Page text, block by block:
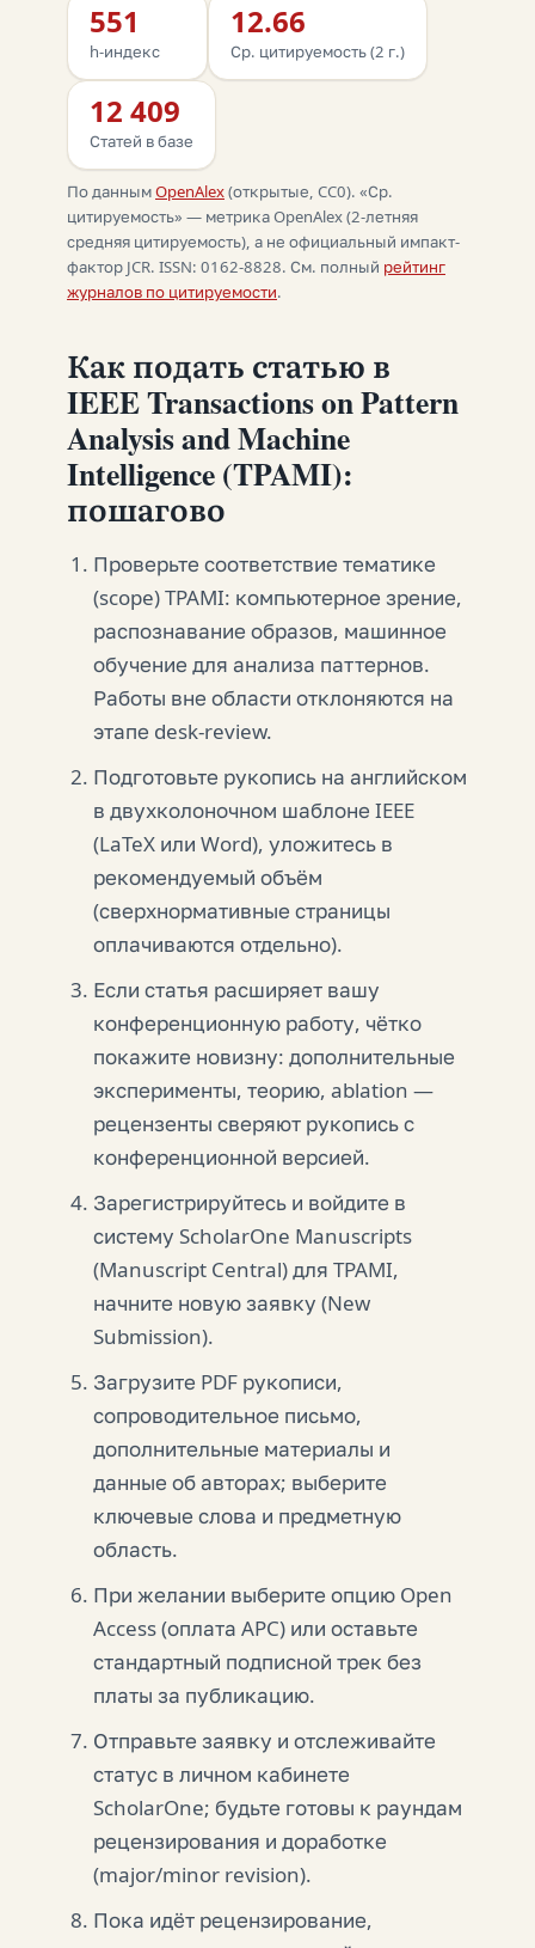
551
h-индекс
12.66
Ср. цитируемость (2 г.)
12 409
Статей в базе
По даннымOpenAlex(открытые, CC0). «Ср.
цитируемость» — метрика OpenAlex (2-летняя
средняя цитируемость), а не официальный импакт-
фактор JCR. ISSN: 0162-8828. См. полный рейтинг
журналов по цитируемости.
Как подать статью в
IEEE Transactions on Pattern
Analysis and Machine
Intelligence (TPAMI):
пошагово
Проверьте соответствие тематике
(scope) TPAMI: компьютерное зрение,
распознавание образов, машинное
обучение для анализа паттернов.
Работы вне области отклоняются на
этапе desk-review.
Подготовьте рукопись на английском
в двухколоночном шаблоне IEEE
(LaTeX или Word), уложитесь в
рекомендуемый объём
(сверхнормативные страницы
оплачиваются отдельно).
Если статья расширяет вашу
конференционную работу, чётко
покажите новизну: дополнительные
эксперименты, теорию, ablation —
рецензенты сверяют рукопись с
конференционной версией.
Зарегистрируйтесь и войдите в
систему ScholarOne Manuscripts
(Manuscript Central) для TPAMI,
начните новую заявку (New
Submission).
Загрузите PDF рукописи,
сопроводительное письмо,
дополнительные материалы и
данные об авторах; выберите
ключевые слова и предметную
область.
При желании выберите опцию Open
Access (оплата APC) или оставьте
стандартный подписной трек без
платы за публикацию.
Отправьте заявку и отслеживайте
статус в личном кабинете
ScholarOne; будьте готовы к раундам
рецензирования и доработке
(major/minor revision).
Пока идёт рецензирование,